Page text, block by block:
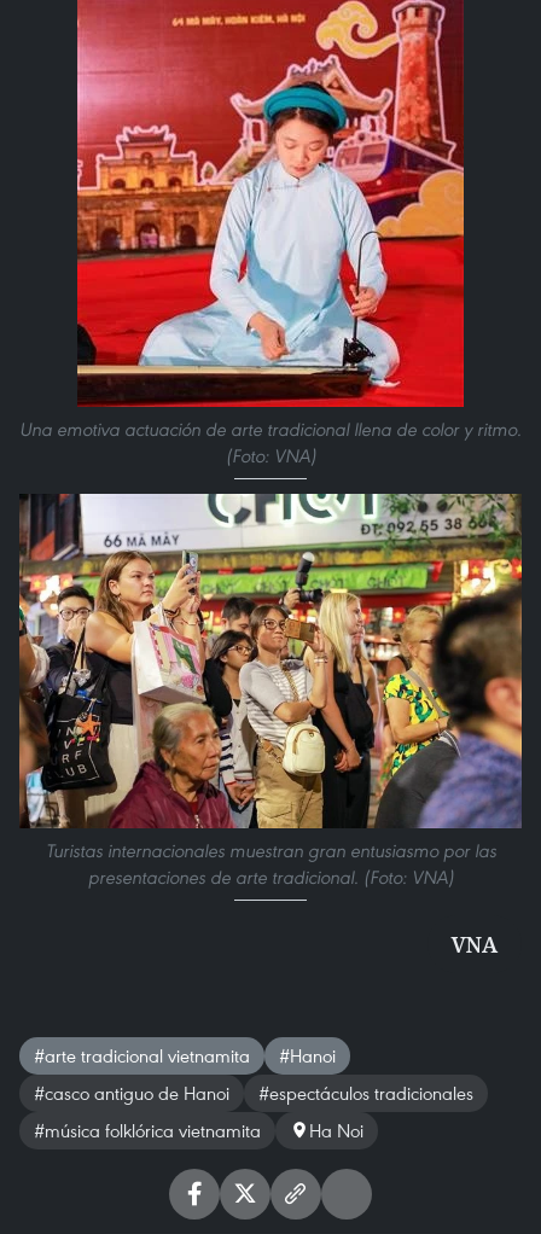
Una emotiva actuación de arte tradicional llena de color y ritmo.
(Foto: VNA)
Turistas internacionales muestran gran entusiasmo por las
presentaciones de arte tradicional. (Foto: VNA)
VNA
#arte tradicional vietnamita
#Hanoi
#casco antiguo de Hanoi
#espectáculos tradicionales
#música folklórica vietnamita
Ha Noi